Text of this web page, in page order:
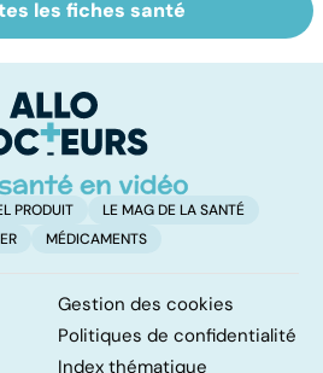
Dérèglement
hormonal : et si
surrénales ?
les fiches santé
PRODUIT
LE MAG DE LA SANTÉ
MÉDICAMENTS
Gestion des cookies
Politiques de confidentialité
Index thématique